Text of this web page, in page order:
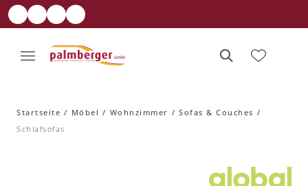
Startseite Möbel Wohnzimmer
Sofas & Couches
Schlafsofas